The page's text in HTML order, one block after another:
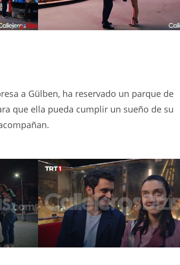
a Gülben, ha reservado un parque de
que ella pueda cumplir un sueño de su